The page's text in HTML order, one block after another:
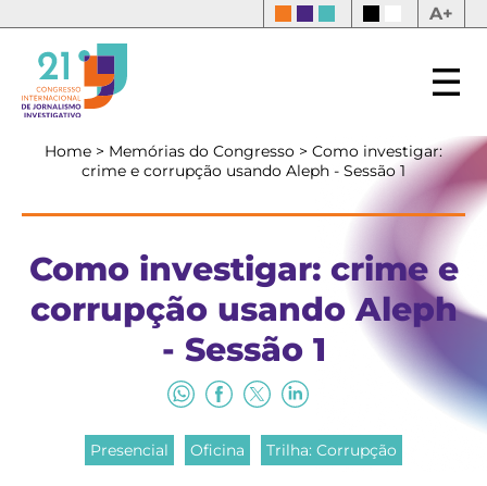
A+
Home > Memórias do Congresso > Como investigar:
crime e corrupção usando Aleph - Sessão 1
Como investigar: crime e
corrupção usando Aleph
- Sessão 1
Presencial Oficina Trilha: Corrupção